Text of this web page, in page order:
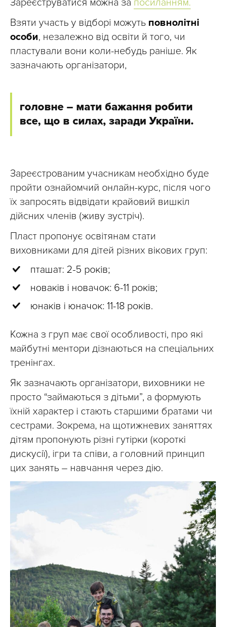
Зареєструватися можна за посиланням.
Взяти участь у відборі можуть повнолітні
особи, незалежно від освіти й того, чи
пластували вони коли-небудь раніше. Як
зазначають організатори,
головне – мати бажання робити
все, що в силах, заради України.
Зареєстрованим учасникам необхідно буде
пройти ознайомчий онлайн-курс, після чого
їх запросять відвідати крайовий вишкіл
дійсних членів (живу зустріч).
Пласт пропонує освітянам стати
виховниками для дітей різних вікових груп:
пташат: 2-5 років;
новаків і новачок: 6-11 років;
юнаків і юначок: 11-18 років.
Кожна з груп має свої особливості, про які
майбутні ментори дізнаються на спеціальних
тренінгах.
Як зазначають організатори, виховники не
просто “займаються з дітьми”, а формують
їхній характер і стають старшими братами чи
сестрами. Зокрема, на щотижневих заняттях
дітям пропонують різні гутірки (короткі
дискусії), ігри та співи, а головний принцип
цих занять – навчання через дію.